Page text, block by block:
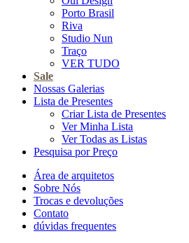
Porto Brasil
Riva
Studio Nun
Traço
VER TUDO
Sale
Nossas Galerias
Lista de Presentes
Criar Lista de Presentes
Ver Minha Lista
Ver Todas as Listas
Pesquisa por Preço
Área de arquitetos
Sobre Nós
Trocas e devoluções
Contato
dúvidas frequentes